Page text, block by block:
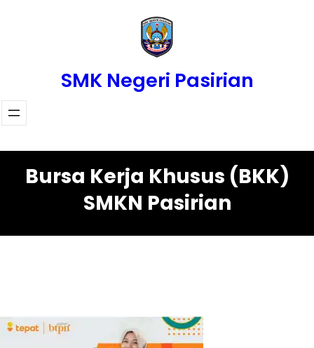
SMK Negeri Pasirian
Bursa Kerja Khusus (BKK)
SMKN Pasirian